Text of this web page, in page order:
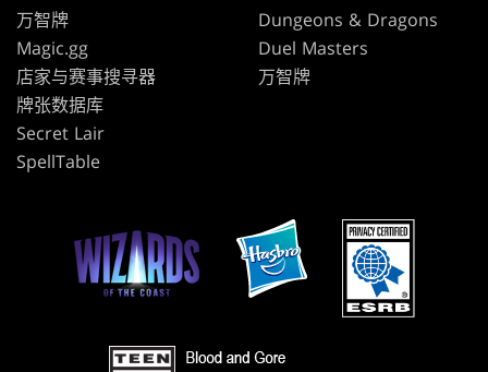
万智牌
Magic.gg
店家与赛事搜寻器
牌张数据库
Secret Lair
SpellTable
Dungeons & Dragons
Duel Masters
万智牌